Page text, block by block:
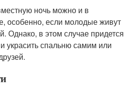
ночь можно и в
особенно, если молодые живут
Однако, в этом случае придется
украсить спальню самим или